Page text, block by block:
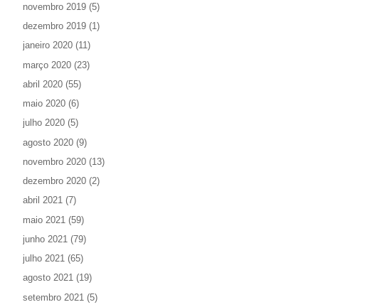
novembro 2019 (5)
dezembro 2019 (1)
janeiro 2020 (11)
março 2020 (23)
abril 2020 (55)
maio 2020 (6)
julho 2020 (5)
agosto 2020 (9)
novembro 2020 (13)
dezembro 2020 (2)
abril 2021 (7)
maio 2021 (59)
junho 2021 (79)
julho 2021 (65)
agosto 2021 (19)
setembro 2021 (5)